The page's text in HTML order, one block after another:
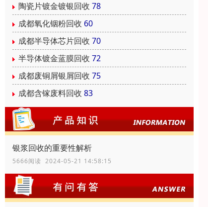
陶瓷片镀金镀银回收 78
成都氧化铟粉回收 60
成都半导体芯片回收 70
半导体镀金蓝膜回收 72
成都废铜屑银屑回收 75
成都含镓废料回收 83
银浆回收的重要性解析
5666阅读 2024-05-21 14:58:15